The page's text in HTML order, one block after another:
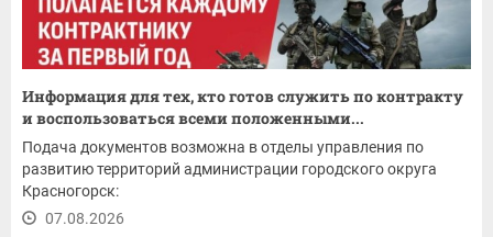
Информация для тех, кто готов служить по контракту
и воспользоваться всеми положенными...
Подача документов возможна в отделы управления по
развитию территорий администрации городского округа
Красногорск:
07.08.2026